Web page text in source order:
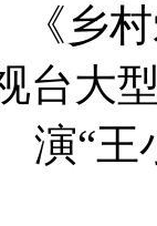
《乡
台大
演“王